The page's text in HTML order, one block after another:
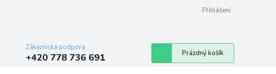
Přihlášení
Zákaznická podpora:
+420 778 736 691
Nákupní
košík
Prázdný košík